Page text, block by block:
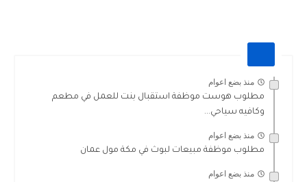
منذ بضع اعوام
مطلوب هوست موظفة استقبال بنت للعمل في مطعم
وكافيه سياحي...
منذ بضع اعوام
مطلوب موظفة مبيعات لبوث في مكة مول عمان
منذ بضع اعوام